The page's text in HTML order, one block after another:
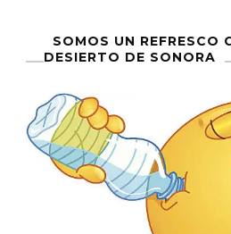
SOMOS UN REFRESCO
DESIERTO DE SONORA